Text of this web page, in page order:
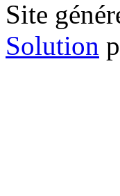
Site
Solution